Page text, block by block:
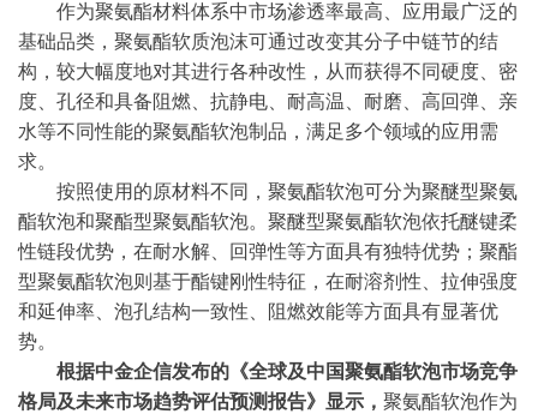
作为聚氨酯材料体系中市场渗透率最高、应用最广泛的
基础品类，聚氨酯软质泡沫可通过改变其分子中链节的结
构，较大幅度地对其进行各种改性，从而获得不同硬度、密
度、孔径和具备阻燃、抗静电、耐高温、耐磨、高回弹、亲
水等不同性能的聚氨酯软泡制品，满足多个领域的应用需
求。
按照使用的原材料不同，聚氨酯软泡可分为聚醚型聚氨
酯软泡和聚酯型聚氨酯软泡。聚醚型聚氨酯软泡依托醚键柔
性链段优势，在耐水解、回弹性等方面具有独特优势；聚酯
型聚氨酯软泡则基于酯键刚性特征，在耐溶剂性、拉伸强度
和延伸率、泡孔结构一致性、阻燃效能等方面具有显著优
势。
根据中金企信发布的《全球及中国聚氨酯软泡市场竞争
格局及未来市场趋势评估预测报告》显示， 聚氨酯软泡作为